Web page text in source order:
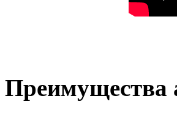
Преимущества